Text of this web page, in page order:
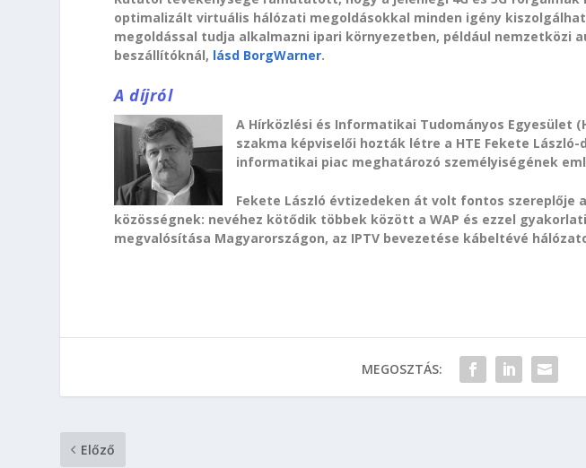
optimalizált virtuális hálózati megoldásokkal minden igény
megoldással tudja alkalmazni ipari környezetben, például nemzetközi
beszállítóknál, lásd BorgWarner.
A díjról
A Hírközlési és Informatikai Tudományos Egyesület
szakma képviselői hozták létre a HTE Fekete
informatikai piac meghatározó személyiségének
Fekete László évtizedeken át volt fontos szereplője
közösségnek: nevéhez kötődik többek között a WAP és ezzel
megvalósítása Magyarországon, az IPTV bevezetése kábeltévé
MEGOSZTÁS:
Előző